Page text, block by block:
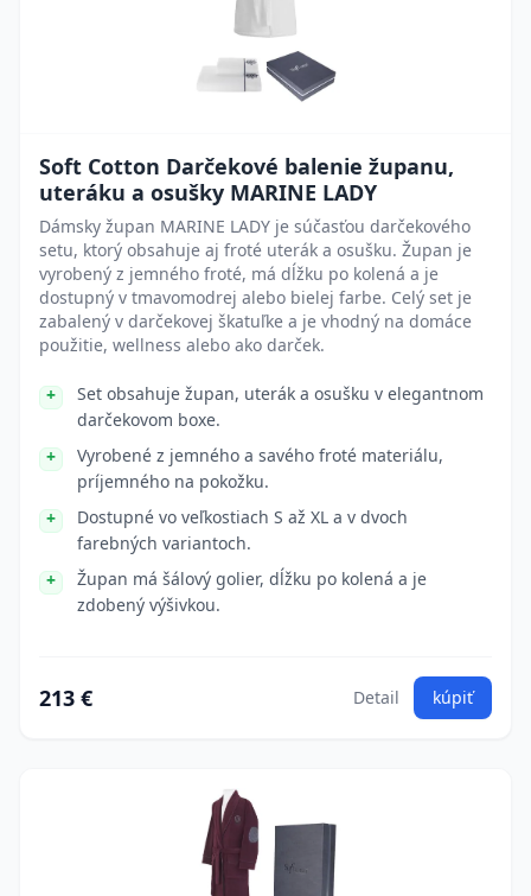
Soft Cotton Darčekové balenie županu,
uteráku a osušky MARINE LADY
Dámsky župan MARINE LADY je súčasťou darčekového
setu, ktorý obsahuje aj froté uterák a osušku. Župan je
vyrobený z jemného froté, má dĺžku po kolená a je
dostupný v tmavomodrej alebo bielej farbe. Celý set je
zabalený v darčekovej škatuľke a je vhodný na domáce
použitie, wellness alebo ako darček.
Set obsahuje župan, uterák a osušku v elegantnom
darčekovom boxe.
Vyrobené z jemného a savého froté materiálu,
príjemného na pokožku.
Dostupné vo veľkostiach S až XL a v dvoch
farebných variantoch.
Župan má šálový golier, dĺžku po kolená a je
zdobený výšivkou.
213 € Detail kúpiť